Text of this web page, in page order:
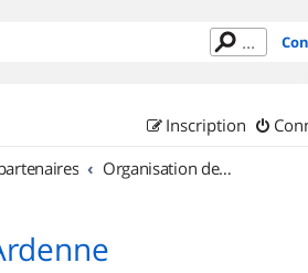
Inscription
Organisation de sorties en région Champagne Ardenne